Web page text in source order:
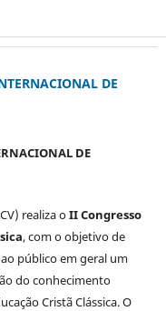
DE
DE
realiza oII Congresso
, com o objetivo de
público em geral um
do conhecimento
Cristã Clássica. O